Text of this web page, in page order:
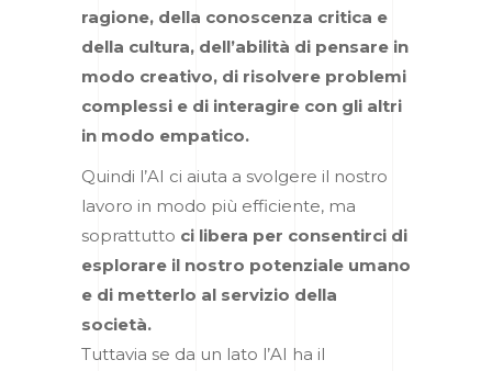
ragione, della conoscenza critica e
della cultura, dell’abilità di pensare in
modo creativo, di risolvere problemi
complessi e di interagire con gli altri
in modo empatico.
Quindi l’AI ci aiuta a svolgere il nostro
lavoro in modo più efficiente, ma
soprattutto ci libera per consentirci di
esplorare il nostro potenziale umano
e di metterlo al servizio della
società.
Tuttavia se da un lato l’AI ha il